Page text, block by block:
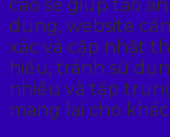
cao sẽ giúp tạo
dung, website
xác và cập nhật
hiểu, tránh sử
nhiều và tập
mang lại cho